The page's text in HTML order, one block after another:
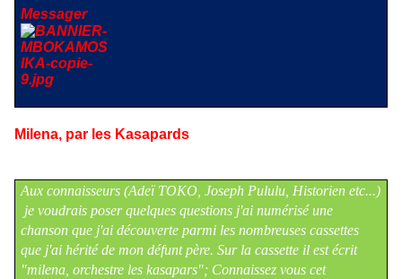
Messager
Milena, par les Kasapards
Aux connaisseurs (Adeï TOKO, Joseph Pululu, Historien etc...)
je voudrais poser quelques questions j'ai numérisé une
chanson que j'ai découverte parmi les nombreuses cassettes
que j'ai hérité de mon défunt père. Sur la cassette il est écrit
"milena, orchestre les kasapars"; Connaissez vous cet